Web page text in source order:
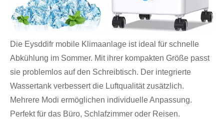
Die Eysddifr mobile Klimaanlage ist ideal für schnelle
Abkühlung im Sommer. Mit ihrer kompakten Größe passt
sie problemlos auf den Schreibtisch. Der integrierte
Wassertank verbessert die Luftqualität zusätzlich.
Mehrere Modi ermöglichen individuelle Anpassung.
Perfekt für das Büro, Schlafzimmer oder Reisen.